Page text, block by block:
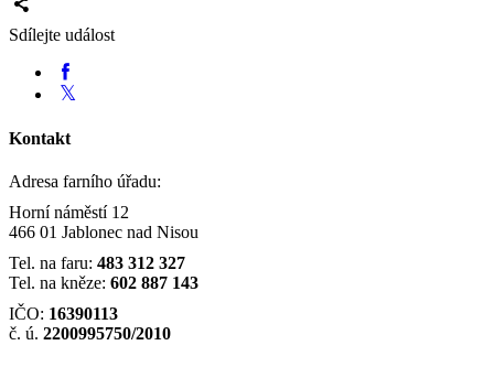
Sdílejte událost
Kontakt
Adresa farního úřadu:
Horní náměstí 12
466 01 Jablonec nad Nisou
Tel. na faru: 483 312 327
Tel. na kněze: 602 887 143
IČO: 16390113
č. ú. 2200995750/2010